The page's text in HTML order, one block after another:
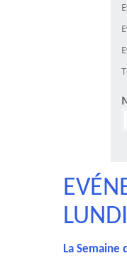
La Semaine